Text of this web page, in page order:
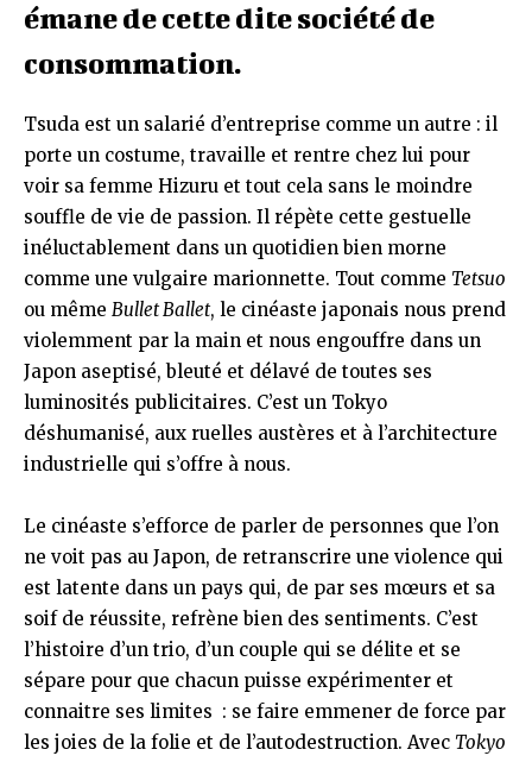
émane de cette dite société de
consommation.
Tsuda est un salarié d’entreprise comme un autre : il
porte un costume, travaille et rentre chez lui pour
voir sa femme Hizuru et tout cela sans le moindre
souffle de vie de passion. Il répète cette gestuelle
inéluctablement dans un quotidien bien morne
comme une vulgaire marionnette. Tout comme Tetsuo
ou même Bullet Ballet, le cinéaste japonais nous prend
violemment par la main et nous engouffre dans un
Japon aseptisé, bleuté et délavé de toutes ses
luminosités publicitaires. C’est un Tokyo
déshumanisé, aux ruelles austères et à l’architecture
industrielle qui s’offre à nous.
Le cinéaste s’efforce de parler de personnes que l’on
ne voit pas au Japon, de retranscrire une violence qui
est latente dans un pays qui, de par ses mœurs et sa
soif de réussite, refrène bien des sentiments. C’est
l’histoire d’un trio, d’un couple qui se délite et se
sépare pour que chacun puisse expérimenter et
connaitre ses limites : se faire emmener de force par
les joies de la folie et de l’autodestruction. Avec Tokyo